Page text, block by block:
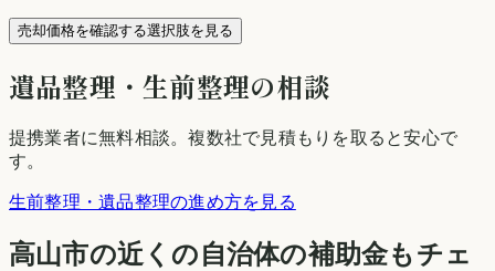
売却価格を確認する選択肢を見る
遺品整理・生前整理の相談
提携業者に無料相談。複数社で見積もりを取ると安心で
す。
生前整理・遺品整理の進め方を見る
高山市の近くの自治体の補助金もチェ